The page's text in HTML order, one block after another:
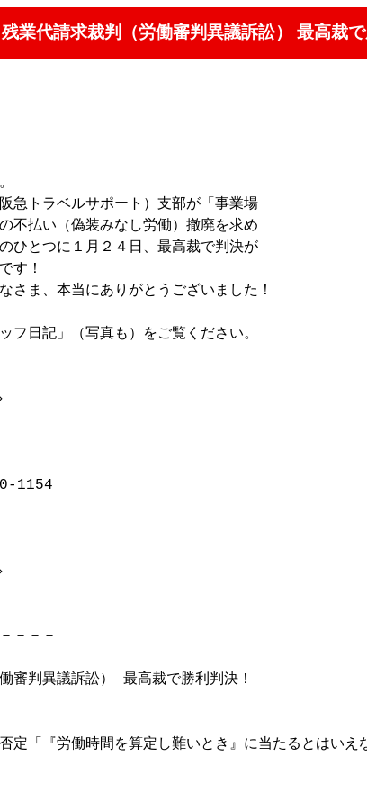
業代請求裁判（労働審判異議訴訟） 最高裁
急トラベルサポート）支部が「事業場
不払い（偽装みなし労働）撤廃を求め
ひとつに１月２４日、最高裁で判決が
す！
さま、本当にありがとうございました！
フ日記」（写真も）をご覧ください。
1154
－－－
審判異議訴訟） 最高裁で勝利判決！
定「『労働時間を算定し難いとき』に当たるとはいえ